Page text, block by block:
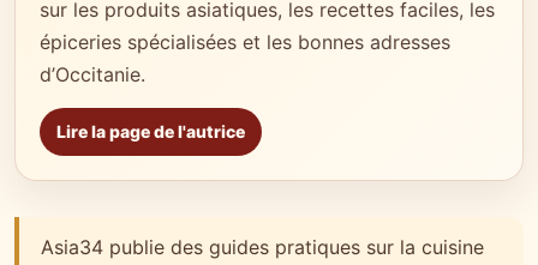
sur les produits asiatiques, les recettes faciles, les
épiceries spécialisées et les bonnes adresses
d’Occitanie.
Lire la page de l'autrice
Asia34 publie des guides pratiques sur la cuisine